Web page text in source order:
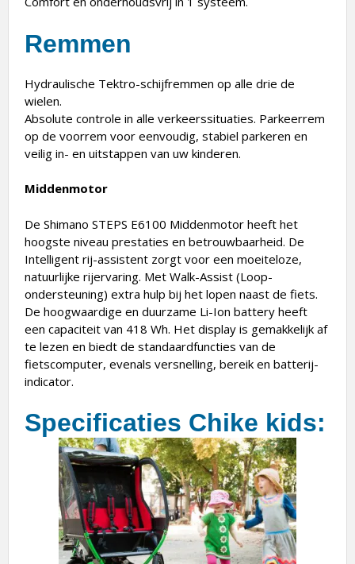
Remmen
Hydraulische Tektro-schijfremmen op alle drie de
wielen.
Absolute controle in alle verkeerssituaties. Parkeerrem
op de voorrem voor eenvoudig, stabiel parkeren en
veilig in- en uitstappen van uw kinderen.
Middenmotor
De Shimano STEPS E6100 Middenmotor heeft het
hoogste niveau prestaties en betrouwbaarheid. De
Intelligent rij-assistent zorgt voor een moeiteloze,
natuurlijke rijervaring. Met Walk-Assist (Loop-
ondersteuning) extra hulp bij het lopen naast de fiets.
De hoogwaardige en duurzame Li-Ion battery heeft
een capaciteit van 418 Wh. Het display is gemakkelijk af
te lezen en biedt de standaardfuncties van de
fietscomputer, evenals versnelling, bereik en batterij-
indicator.
Specificaties Chike kids: